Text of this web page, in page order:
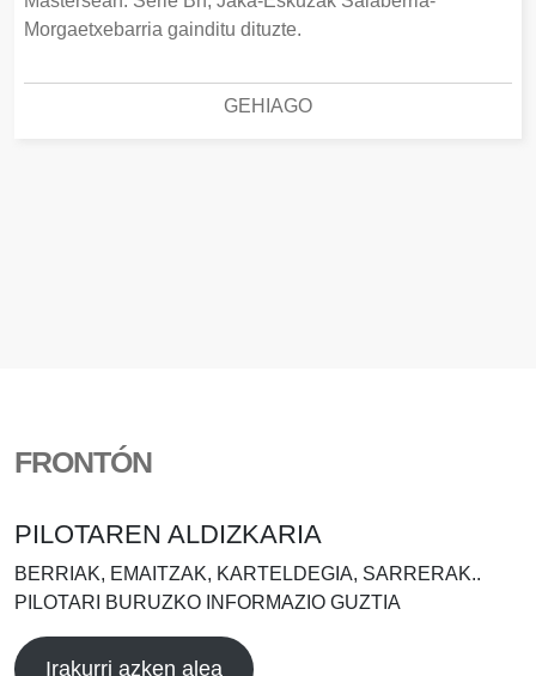
Morgaetxebarria gainditu dituzte.
GEHIAGO
FRONTÓN
PILOTAREN ALDIZKARIA
BERRIAK, EMAITZAK, KARTELDEGIA, SARRERAK..
PILOTARI BURUZKO INFORMAZIO GUZTIA
Irakurri azken alea